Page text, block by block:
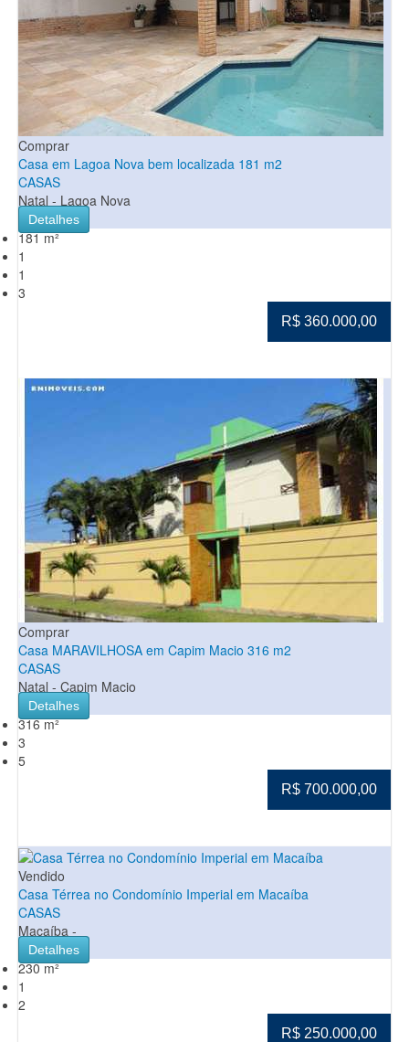
Comprar
Casa em Lagoa Nova bem localizada 181 m2
CASAS
Natal - Lagoa Nova
Detalhes
181 m²
1
1
3
R$ 360.000,00
Comprar
Casa MARAVILHOSA em Capim Macio 316 m2
CASAS
Natal - Capim Macio
Detalhes
316 m²
3
5
R$ 700.000,00
Vendido
Casa Térrea no Condomínio Imperial em Macaíba
CASAS
Macaíba -
Detalhes
230 m²
1
2
R$ 250.000,00